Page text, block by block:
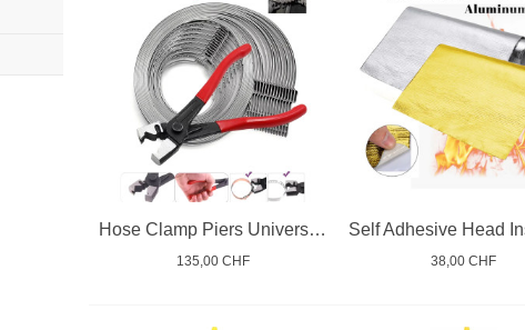
Hose Clamp Piers Universal Set
135,00 CHF 38,00 CHF